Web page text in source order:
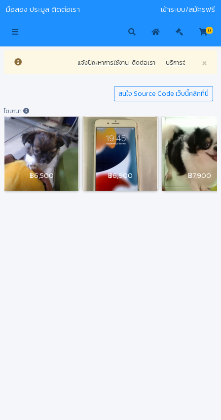
มือสอง ประมูล ติดต่อเรา เข้าระบบ/สมัครฟรี
0
×
แจ้งปัญหาการใช้งาน-ติดต่อเรา บริการจัดทำเว็บไซต์ทุ
สนใจ Source Code เว็บนี้คลิกที่นี่
โฆษณา
฿6,500 ฿6,900 ฿7,900